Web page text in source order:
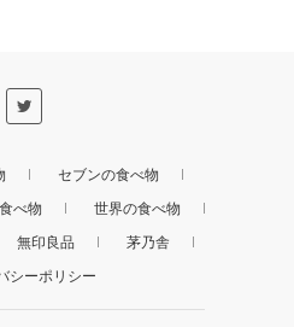
セブンの食べ物
べ物
世界の食べ物
無印良品
茅乃舎
シーポリシー